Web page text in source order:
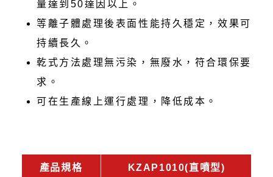
量達到50達因以上。
等離子體處理後表面性能持久穩定，效果可
持續長久。
乾式方法處理無污染，無廢水，符合環保要
求。
可在生產線上運行處理，降低成本。
產品規格 KZAP1010(直噴型)